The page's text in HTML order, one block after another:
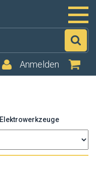
Anmelden
Elektrowerkzeuge